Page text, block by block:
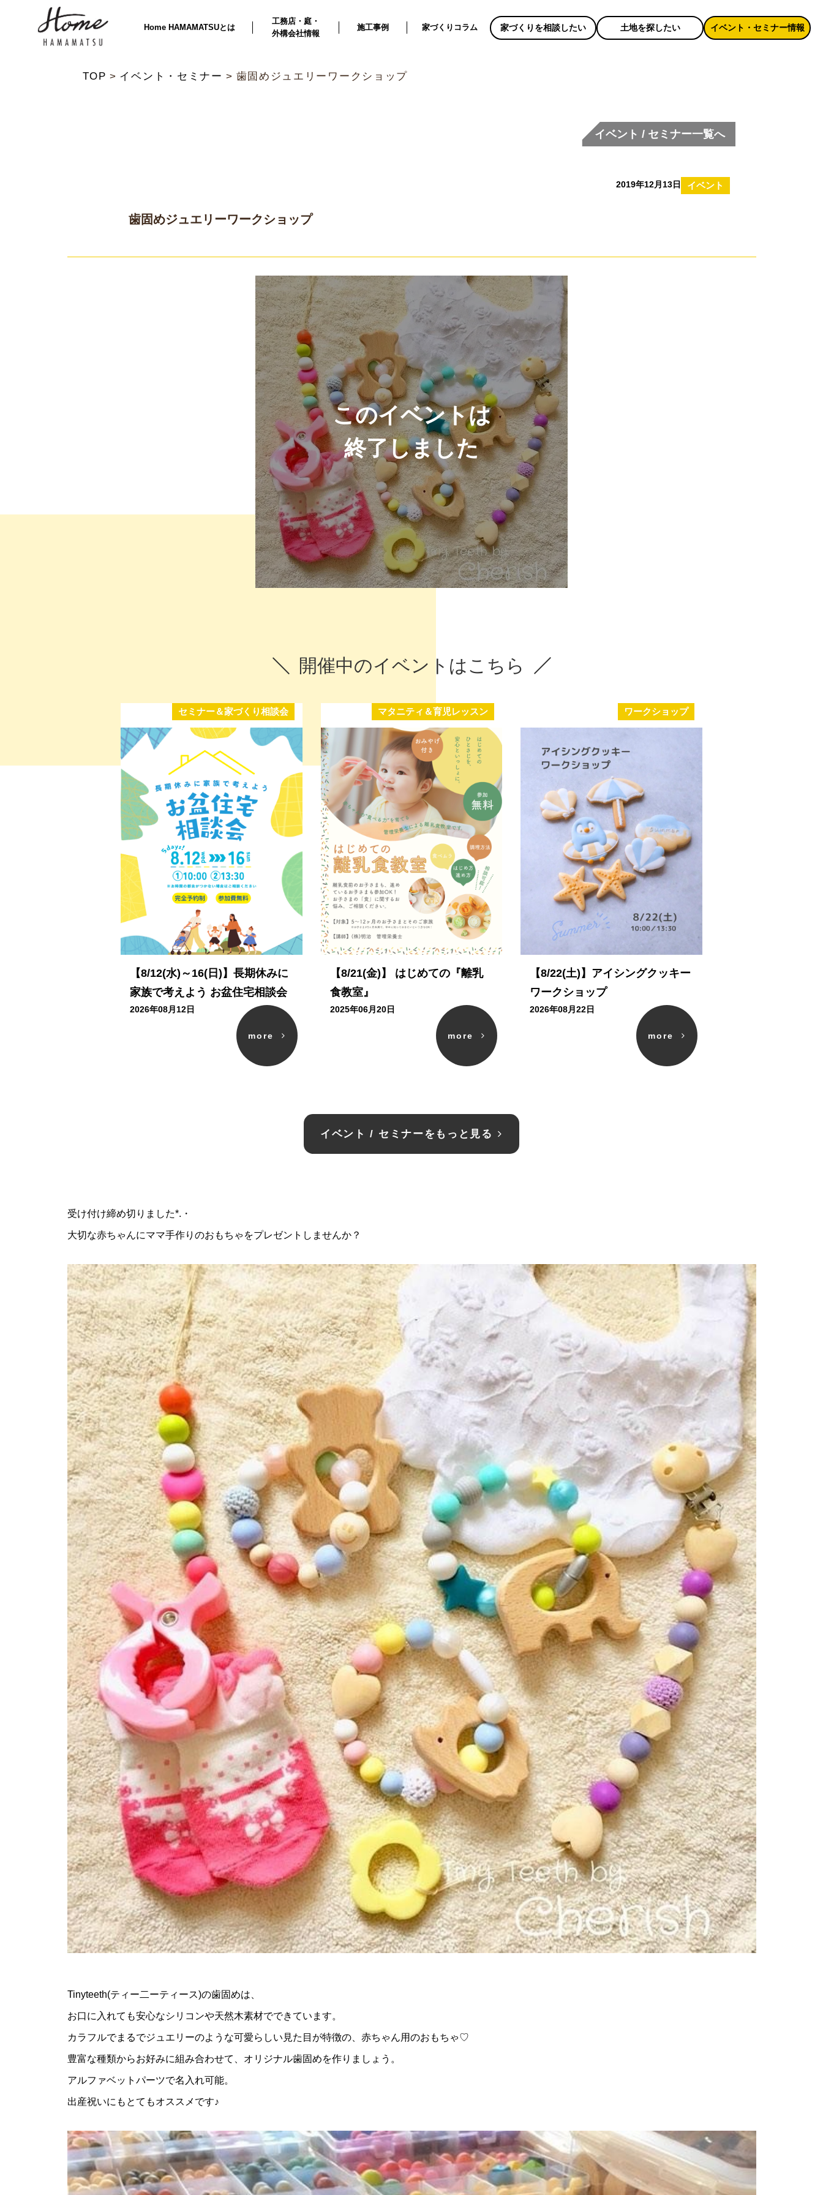
Home HAMAMATSUとは
工務店・庭・
外構会社情報
施工事例 家づくりコラム 家づくりを相談したい 土地を探したい イベント・セミナー情報
TOP イベント・セミナー 歯固めジュエリーワークショップ
イベント / セミナー一覧へ
イベント
2019年12月13日
歯固めジュエリーワークショップ
このイベントは
終了しました
開催中のイベントはこちら
セミナー＆家づくり相談会
【8/12(水)～16(日)】長期休みに
家族で考えよう お盆住宅相談会
2026年08月12日
more
マタニティ＆育児レッスン
【8/21(金)】 はじめての『離乳
食教室』
2025年06月20日
more
ワークショップ
【8/22(土)】アイシングクッキー
ワークショップ
2026年08月22日
more
イベント / セミナーをもっと見る
受け付け締め切りました*.・
大切な赤ちゃんにママ手作りのおもちゃをプレゼントしませんか？
Tinyteeth(ティー二ーティース)の歯固めは、
お口に入れても安心なシリコンや天然木素材でできています。
カラフルでまるでジュエリーのような可愛らしい見た目が特徴の、赤ちゃん用のおもちゃ♡
豊富な種類からお好みに組み合わせて、オリジナル歯固めを作りましょう。
アルファベットパーツで名入れ可能。
出産祝いにもとてもオススメです♪